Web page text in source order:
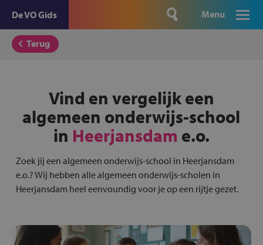
De VO Gids Menu
Terug
Vind en vergelijk een
algemeen onderwijs-school
in Heerjansdam e.o.
Zoek jij een algemeen onderwijs-school in Heerjansdam
e.o.? Wij hebben alle algemeen onderwijs-scholen in
Heerjansdam heel eenvoundig voor je op een rijtje gezet.